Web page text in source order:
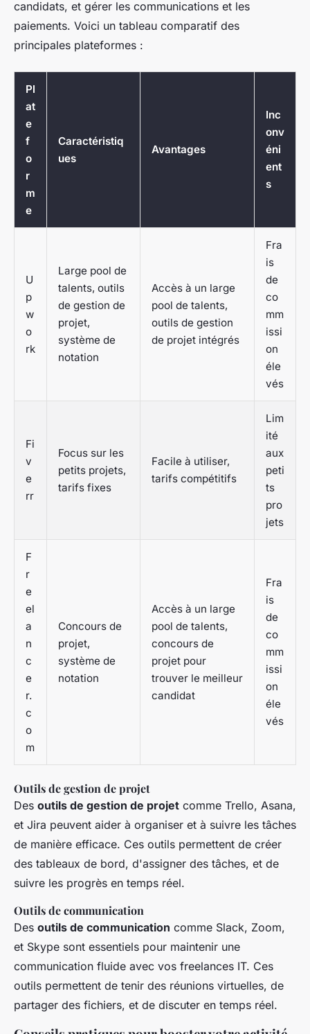
candidats, et gérer les communications et les
paiements. Voici un tableau comparatif des
principales plateformes :
Pl
at
e
f
o
r
m
e
Caractéristiq
ues
Avantages
Inc
onv
éni
ent
s
U
p
w
o
rk
Large pool de
talents, outils
de gestion de
projet,
système de
notation
Accès à un large
pool de talents,
outils de gestion
de projet intégrés
Fra
is
de
co
mm
issi
on
éle
vés
Fi
v
e
rr
Focus sur les
petits projets,
tarifs fixes
Facile à utiliser,
tarifs compétitifs
Lim
ité
aux
peti
ts
pro
jets
F
r
e
el
a
n
c
e
r.
c
o
m
Concours de
projet,
système de
notation
Accès à un large
pool de talents,
concours de
projet pour
trouver le meilleur
candidat
Fra
is
de
co
mm
issi
on
éle
vés
Outils de gestion de projet
Des outils de gestion de projet comme Trello, Asana,
et Jira peuvent aider à organiser et à suivre les tâches
de manière efficace. Ces outils permettent de créer
des tableaux de bord, d'assigner des tâches, et de
suivre les progrès en temps réel.
Outils de communication
Des outils de communication comme Slack, Zoom,
et Skype sont essentiels pour maintenir une
communication fluide avec vos freelances IT. Ces
outils permettent de tenir des réunions virtuelles, de
partager des fichiers, et de discuter en temps réel.